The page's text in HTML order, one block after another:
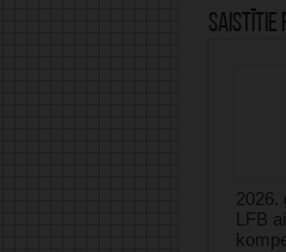
2026.
LFB